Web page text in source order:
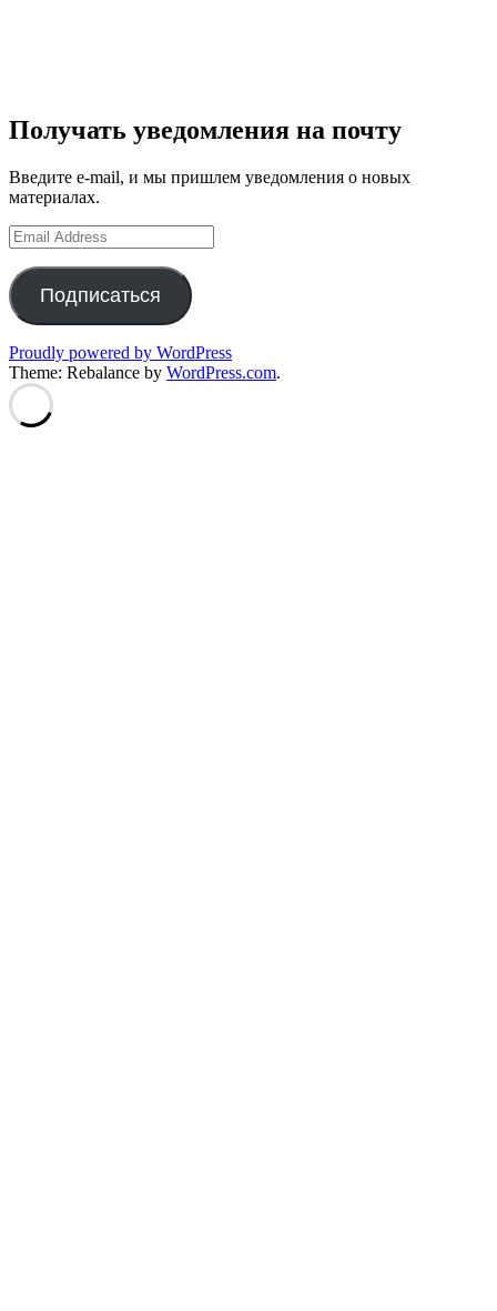
Получать уведомления на почту
Введите e-mail, и мы пришлем уведомления о новых
материалах.
Email
Address
Подписаться
Proudly powered by WordPress
Theme: Rebalance by WordPress.com.